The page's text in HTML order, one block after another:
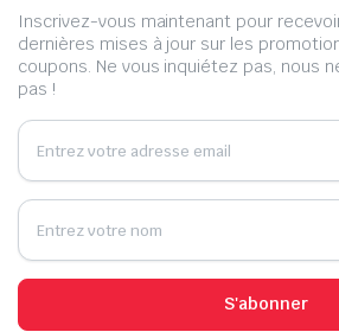
Inscrivez-vous maintenant pour
dernières mises à jour sur les
coupons. Ne vous inquiétez pas, nous
pas !
S'abonner